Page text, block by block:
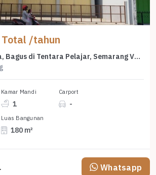
/tahun
Ruko Tengah Kota, Bagus di Tentara Pelajar, Semarang Vn 2867S
Kamar Mandi
1
Carport
-
Luas Bangunan
180 m²
Whatsapp